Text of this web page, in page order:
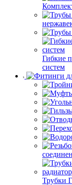
Гибкие
систем
Трубки